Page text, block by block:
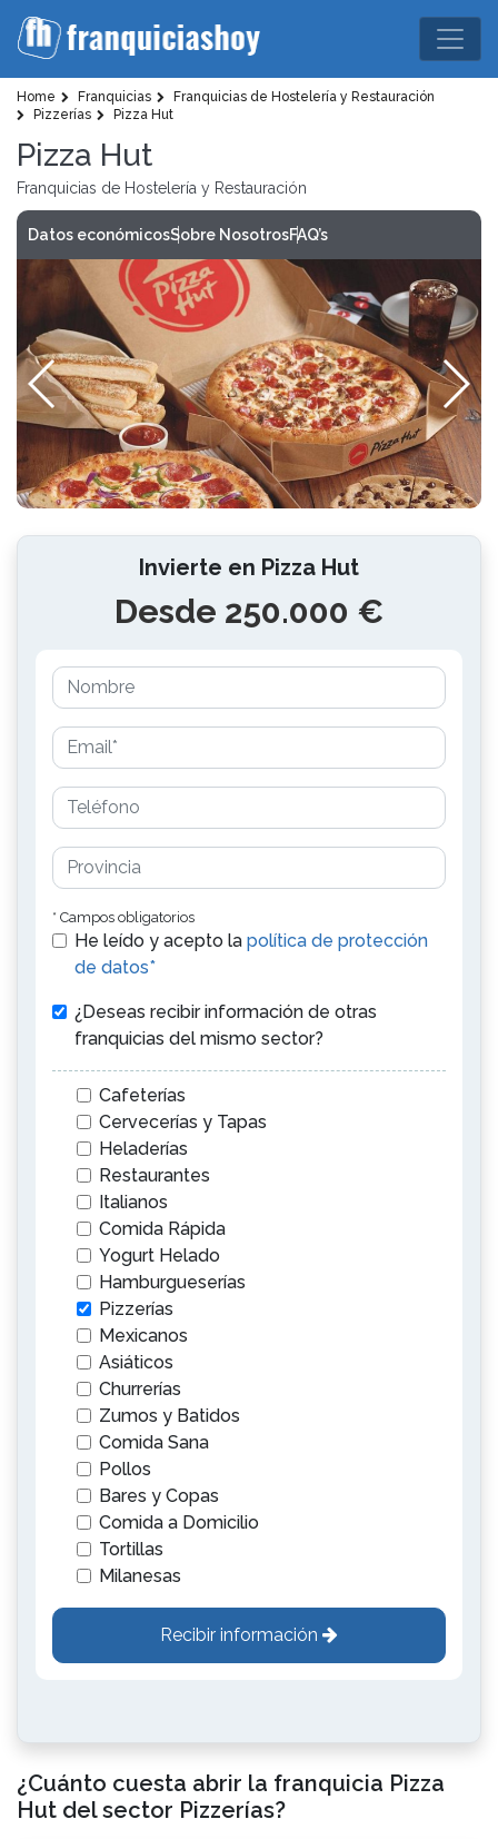
Home Franquicias
Franquicias de Hostelería y Restauración
Pizzerías
Pizza Hut
Pizza Hut
Franquicias de Hostelería y Restauración
Datos económicosSobre NosotrosFAQ’s
Invierte en Pizza Hut
Desde 250.000 €
* Campos obligatorios
He leído y acepto la política de protección
de datos*
¿Deseas recibir información de otras
franquicias del mismo sector?
Cafeterías
Cervecerías y Tapas
Heladerías
Restaurantes
Italianos
Comida Rápida
Yogurt Helado
Hamburgueserías
Pizzerías
Mexicanos
Asiáticos
Churrerías
Zumos y Batidos
Comida Sana
Pollos
Bares y Copas
Comida a Domicilio
Tortillas
Milanesas
Recibir información
¿Cuánto cuesta abrir la franquicia Pizza
Hut del sector Pizzerías?